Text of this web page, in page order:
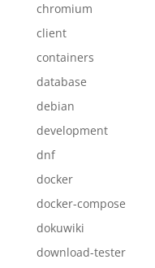
chromium
client
containers
database
debian
development
dnf
docker
docker-compose
dokuwiki
download-tester